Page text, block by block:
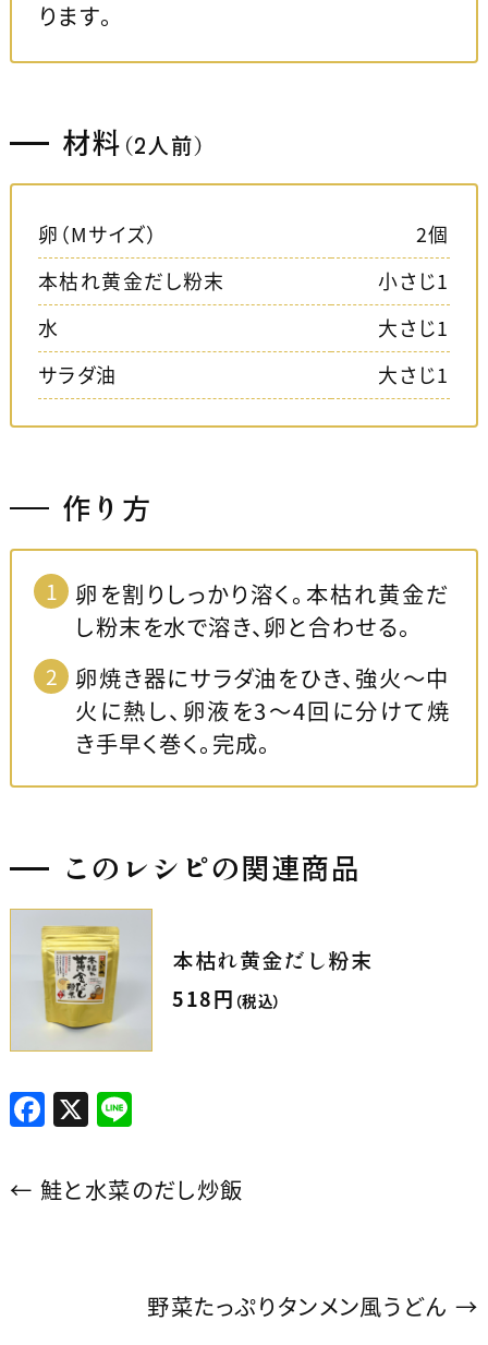
ります。
材料 （2人前）
卵（Mサイズ）
2個
本枯れ黄金だし粉末
小さじ1
水
大さじ1
サラダ油
大さじ1
作り方
卵を割りしっかり溶く。本枯れ黄金だ
し粉末を水で溶き、卵と合わせる。
卵焼き器にサラダ油をひき、強火～中
火に熱し、卵液を3〜4回に分けて焼
き手早く巻く。完成。
このレシピの関連商品
本枯れ黄金だし粉末
518円 （税込）
F
a
c
e
X Li
n
e
← 鮭と水菜のだし炒飯
野菜たっぷりタンメン風うどん →